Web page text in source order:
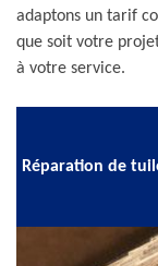
adaptons un tarif
que soit votre
à votre service.
Réparation de